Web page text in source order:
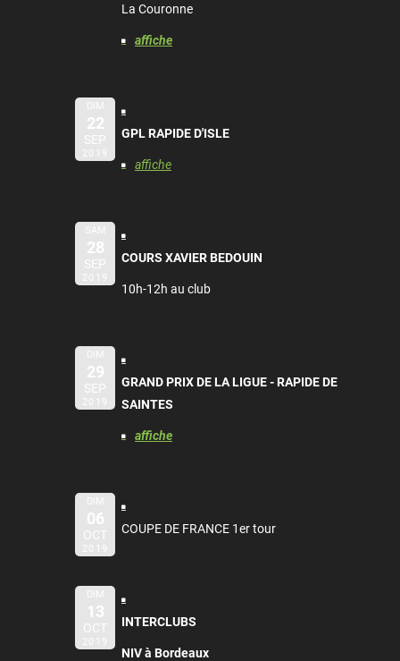
La Couronne
affiche
DIM
22
SEP
2019
GPL RAPIDE D'ISLE
affiche
SAM
28
SEP
2019
COURS XAVIER BEDOUIN
10h-12h au club
DIM
29
SEP
2019
GRAND PRIX DE LA LIGUE - RAPIDE DE
SAINTES
affiche
DIM
06
OCT
2019
COUPE DE FRANCE 1er tour
DIM
13
OCT
2019
INTERCLUBS
NIV à Bordeaux